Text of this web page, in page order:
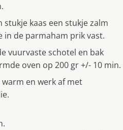
kaas een stukje zalm
in de parmaham prik vast.
vuurvaste schotel en bak
oven op 200 gr +/- 10 min.
en werk af met